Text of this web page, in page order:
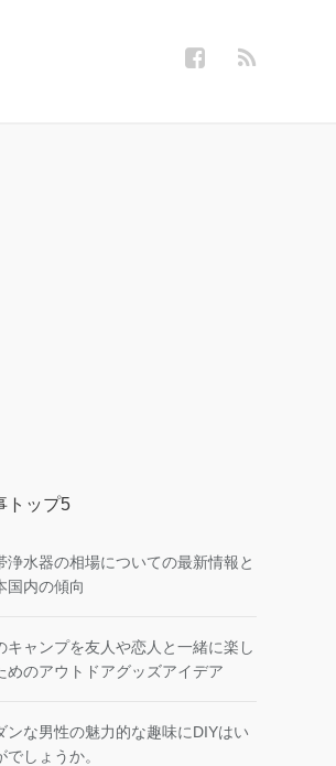
トップ5
浄水器の相場についての最新情報と
国内の傾向
キャンプを友人や恋人と一緒に楽し
めのアウトドアグッズアイデア
ンな男性の魅力的な趣味にDIYはい
でしょうか。